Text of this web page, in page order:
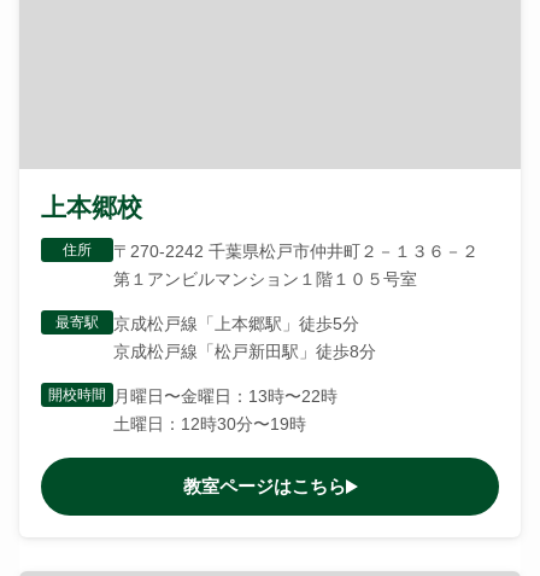
上本郷校
住所
〒270-2242 千葉県松戸市仲井町２－１３６－２
第１アンビルマンション１階１０５号室
最寄駅
京成松戸線「上本郷駅」徒歩5分
京成松戸線「松戸新田駅」徒歩8分
開校時間
月曜日〜金曜日：13時〜22時
土曜日：12時30分〜19時
教室ページはこちら